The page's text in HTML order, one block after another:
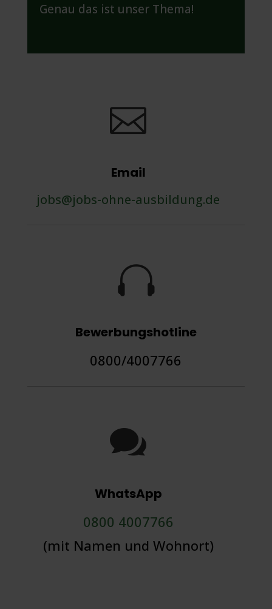
Genau das ist unser Thema!

Email
jobs@jobs-ohne-ausbildung.de

Bewerbungshotline
0800/4007766

WhatsApp
0800 4007766
(mit Namen und Wohnort)